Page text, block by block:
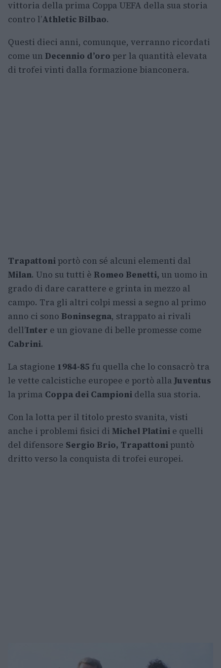
vittoria della prima Coppa UEFA della sua storia
contro l’Athletic Bilbao.
Questi dieci anni, comunque, verranno ricordati
come un Decennio d’oro per la quantità elevata
di trofei vinti dalla formazione bianconera.
Trapattoniportò con sé alcuni elementi dal
Milan. Uno su tutti è Romeo Benetti, un uomo in
grado di dare carattere e grinta in mezzo al
campo. Tra gli altri colpi messi a segno al primo
anno ci sono Boninsegna, strappato ai rivali
dell’Inter e un giovane di belle promesse come
Cabrini.
La stagione 1984-85 fu quella che lo consacrò tra
le vette calcistiche europee e portò allaJuventus
la prima Coppa dei Campioni della sua storia.
Con la lotta per il titolo presto svanita, visti
anche i problemi fisici di Michel Platini e quelli
del difensore Sergio Brio, Trapattonipuntò
dritto verso la conquista di trofei europei.